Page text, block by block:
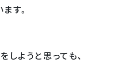
す。
ようと思っても、